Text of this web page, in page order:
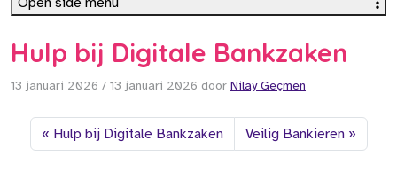
Hulp bij Digitale Bankzaken
13 januari 2026 / 13 januari 2026 door Nilay Geçmen
Hulp bij Digitale Bankzaken Veilig Bankieren